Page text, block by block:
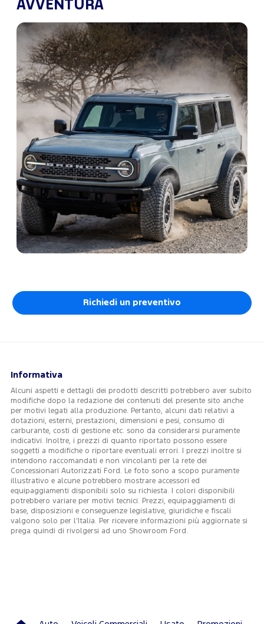
AVVENTURA
Richiedi un preventivo
Informativa
Alcuni aspetti e dettagli dei prodotti descritti potrebbero aver subito
modifiche dopo la redazione dei contenuti del presente sito anche
per motivi legati alla produzione. Pertanto, alcuni dati relativi a
dotazioni, esterni, prestazioni, dimensioni e pesi, consumo di
carburante, costi di gestione etc. sono da considerarsi puramente
indicativi. Inoltre, i prezzi di quanto riportato possono essere
soggetti a modifiche o riportare eventuali errori. I prezzi inoltre si
intendono raccomandati e non vincolanti per la rete dei
Concessionari Autorizzati Ford. Le foto sono a scopo puramente
illustrativo e alcune potrebbero mostrare accessori ed
equipaggiamenti disponibili solo su richiesta. I colori disponibili
potrebbero variare per motivi tecnici. Prezzi, equipaggiamenti di
base, disposizioni e conseguenze legislative, giuridiche e fiscali
valgono solo per l’Italia. Per ricevere informazioni più aggiornate si
prega quindi di rivolgersi ad uno Showroom Ford.